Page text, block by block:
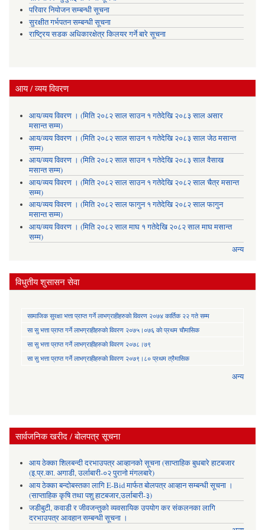
परिवार नियोजन सम्बन्धी सूचना
सुरक्षीत गर्भपतन सम्बन्धी सूचना
राष्ट्रिय सडक अधिकारक्षेत्र किलयर गर्ने बारे सूचना
आय / व्यय विवरण
आय/व्यय विवरण । (मिति २०८२ साल साउन १ गतेदेखि २०८३ साल असार
मसान्त सम्म)
आय/व्यय विवरण । (मिति २०८२ साल साउन १ गतेदेखि २०८३ साल जेठ मसान्त
सम्म)
आय/व्यय विवरण । (मिति २०८२ साल साउन १ गतेदेखि २०८३ साल वैसाख
मसान्त सम्म)
आय/व्यय विवरण । (मिति २०८२ साल साउन १ गतेदेखि २०८२ साल चैत्र मसान्त
सम्म)
आय/व्यय विवरण । (मिति २०८२ साल फागुन १ गतेदेखि २०८२ साल फागुन
मसान्त सम्म)
आय/व्यय विवरण । (मिति २०८२ साल माघ १ गतेदेखि २०८२ साल माघ मसान्त
सम्म)
अन्य
विधुतीय शुसासन सेवा
सामाजिक सुरक्षा भत्ता प्राप्त गर्ने लाभग्राहीहरुकाे विवरण २०७४ कार्तिक २२ गते सम्म
सा‍ सु भत्ता प्राप्त गर्ने लाभग्राहीहरुकाे विवरण २०७५।०७६ काे प्रथम चाैमासिक
सा‍ सु भत्ता प्राप्त गर्ने लाभग्राहीहरुकाे विवरण २०७८।७९
सा‍ सु भत्ता प्राप्त गर्ने लाभग्राहीहरुकाे विवरण २०७९।८० प्रथम त्रैमासिक
अन्य
सार्वजनिक खरीद / बोलपत्र सूचना
आय ठेक्का शिलबन्दी दरभाउपत्र आव्हानको सूचना (साप्ताहिक बुधबारे हाटबजार
(इ.प्र.का. अगाडी, उर्लाबारी-०२ पुरानो मंगलबारे)
आय ठेक्का बन्दोबस्तका लागि E-Bid मार्फत बोलपत्र आव्हान सम्बन्धी सूचना ।
(साप्ताहिक कृषि तथा पशु हाटबजार,उर्लाबारी-३)
जडीबुटी, कवाडी र जीवजन्तुको व्यवसायिक उपयोग कर संकलनका लागि
दरभाउपत्र आवहान सम्बन्धी सूचना ।